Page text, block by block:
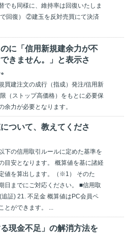
でも同様に、維持率は回復いたしま
回復） ②建玉を反対売買にて決済
に「信用新規建余力が不
きません。」と表示さ
買建注文の成行（指成）発注/信用新
（ストップ高価格）をもとに必要保
余力が必要となります。
ついて、教えてくださ
下の信用取引ルールに定めた基準を
目安となります。 概算値を基に諸経
値を算出します。（※1） そのた
日までにご対応ください。 ■信用取
証) 21. 不足金 概算値はPC会員ペ
とができます。 ...
現金不足」の解消方法を